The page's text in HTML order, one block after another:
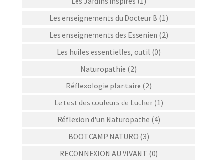
Les enseignements du Docteur B (1)
Les enseignements des Essenien (2)
Les huiles essentielles, outil (0)
Naturopathie (2)
Réflexologie plantaire (2)
Le test des couleurs de Lucher (1)
Réflexion d'un Naturopathe (4)
BOOTCAMP NATURO (3)
RECONNEXION AU VIVANT (0)